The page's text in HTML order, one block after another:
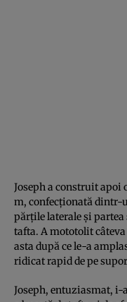
Joseph a construit apoi
m, confecționată dintr-
părțile laterale și partea
tafta. A mototolit
asta după ce le-a
ridicat rapid de pe
Joseph, entuziasmat, i-